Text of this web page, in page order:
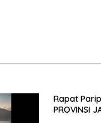
Rapat
PROVINSI